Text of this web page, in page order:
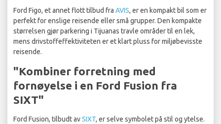
Ford Figo, et annet flott tilbud fra AVIS, er en kompakt bil som er
perfekt for enslige reisende eller små grupper. Den kompakte
størrelsen gjør parkering i Tijuanas travle områder til en lek,
mens drivstoffeffektiviteten er et klart pluss for miljøbevisste
reisende.
"Kombiner forretning med
fornøyelse i en Ford Fusion fra
SIXT"
Ford Fusion, tilbudt avSIXT, er selve symbolet på stil og ytelse.